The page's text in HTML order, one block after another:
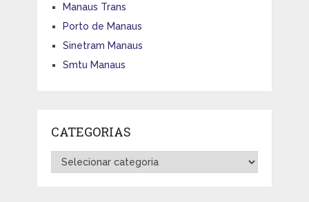
Manaus Trans
Porto de Manaus
Sinetram Manaus
Smtu Manaus
CATEGORIAS
Categorias